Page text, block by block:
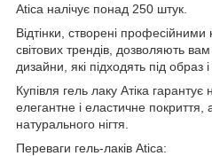
Atica налічує понад 250 штук.
Відтінки, створені
світових трендів, дозволяють
дизайни, які підходять під образ і
Купівля гель лаку Атіка гарантує
елегантне і еластичне покриття,
натурального нігтя.
Переваги гель-лаків Atica: